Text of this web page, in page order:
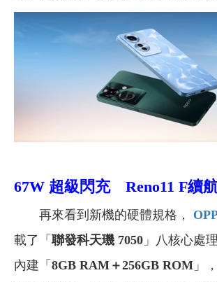
67W 超級閃充 Reno11 F續
再來看到新機的硬體規格，
載了「 聯發科天璣 7050 」八核心處
內建「 8GB RAM＋256GB ROM 」